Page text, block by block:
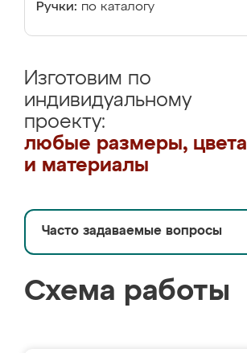
Ручки: по каталогу
Изготовим по
индивидуальному
проекту:
любые размеры, цвета
и материалы
Часто задаваемые вопросы
Схема работы